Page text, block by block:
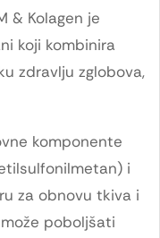
& Kolagen je
koji kombinira
zdravlju zglobova,
komponente
i
za obnovu tkiva i
poboljšati